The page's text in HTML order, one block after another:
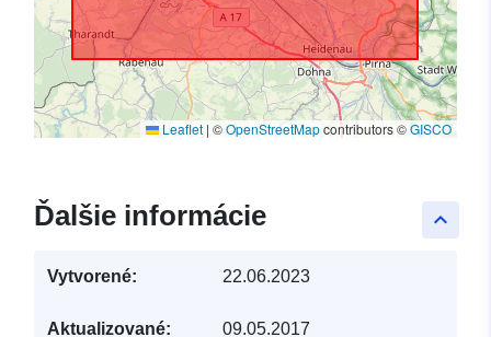
Leaflet | ©OpenStreetMapcontributors ©GISCO
keyboard_arrow_up
Ďalšie informácie
Vytvorené: 22.06.2023
Aktualizované: 09.05.2017